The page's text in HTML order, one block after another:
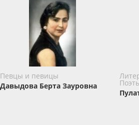
Певцы и певицы
Давыдова Берта Зауровна